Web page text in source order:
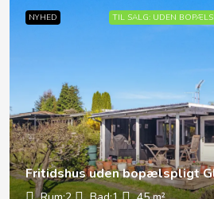
NYHED TIL SALG: UDEN
Fritidshus uden bopælspligt